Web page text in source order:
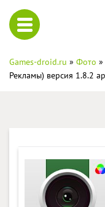
Games-droid.ru » Фото
Рекламы) версия 1.8.2